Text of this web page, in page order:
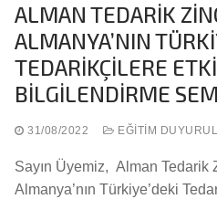
ALMAN TEDARİK
ALMANYA’NIN
TEDARİKÇİLERE
BİLGİLENDİRME
31/08/2022 EĞITIM
Sayın Üyemiz, Alman Tedarik
Almanya’nın Türkiye’deki